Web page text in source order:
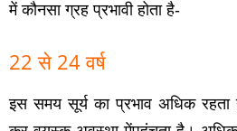
में कौनसा ग्रह प्रभावी होता है-
22 से 24 वर्ष
इस समय सूर्य का प्रभाव अधिक